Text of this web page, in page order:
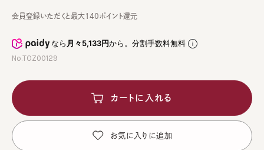
なら月々5,133円から。分割手数料無料
No.TOZ00129
会員登録いただくと最大140ポイント還元
カートに入れる
お気に入りに追加